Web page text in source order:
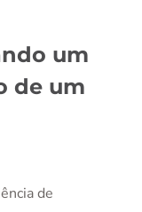
um
de um
de